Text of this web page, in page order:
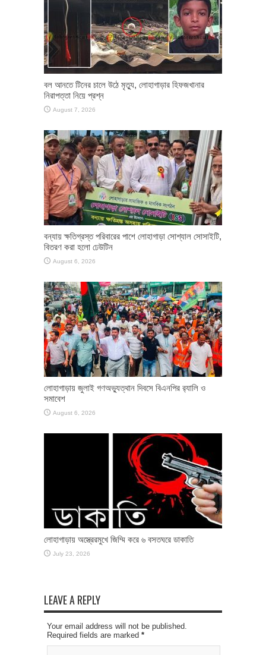
বল আনতে টিনের চালে উঠে মৃত্যু, লোহাগাড়ার হিফজখানার
নিরাপত্তা নিয়ে প্রশ্ন
August 7, 2026
বন্যায় ক্ষতিগ্রস্ত পরিবারের পাশে লোহাগাড়া সোশ্যাল সোসাইটি,
বিতরণ করা হলো ঢেউটিন
August 6, 2026
লোহাগাড়ায় জুলাই গণঅভ্যুত্থান দিবসে বিএনপির র‌্যালি ও
সমাবেশ
August 6, 2026
লোহাগাড়ায় অস্ত্রেরমুখে জিম্মি করে ৬ বসতঘরে ডাকাতি
July 23, 2026
LEAVE A REPLY
Your email address will not be published.
Required fields are marked *